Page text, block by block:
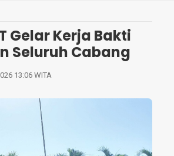
Gelar Kerja Bakti
Seluruh Cabang
13:06 WITA